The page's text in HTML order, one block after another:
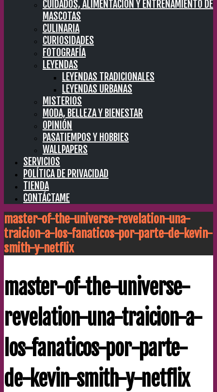
CUIDADOS, ALIMENTACIÓN Y ENTRENAMIENTO DE
MASCOTAS
CULINARIA
CURIOSIDADES
FOTOGRAFÍA
LEYENDAS
LEYENDAS TRADICIONALES
LEYENDAS URBANAS
MISTERIOS
MODA, BELLEZA Y BIENESTAR
OPINIÓN
PASATIEMPOS Y HOBBIES
WALLPAPERS
SERVICIOS
POLÍTICA DE PRIVACIDAD
TIENDA
CONTÁCTAME
master-of-the-universe-revelation-una-
traicion-a-los-fanaticos-por-parte-de-kevin-
smith-y-netflix
master-of-the-universe-
revelation-una-traicion-a-
los-fanaticos-por-parte-
de-kevin-smith-y-netflix